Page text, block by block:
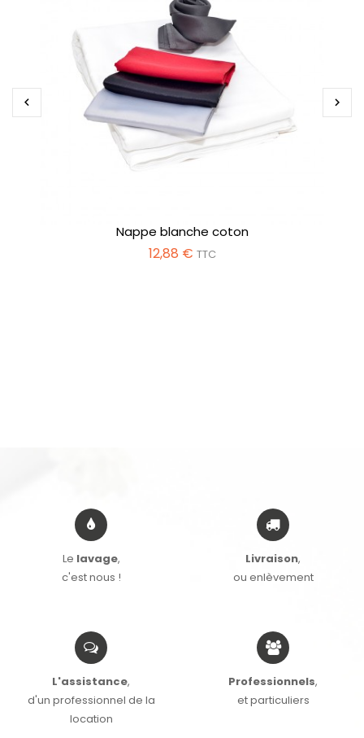
 
Nappe blanche coton
12,88 € TTC
Le lavage,
c'est nous !
Livraison,
ou enlèvement
L'assistance,
d'un professionnel de la
location
Professionnels,
et particuliers